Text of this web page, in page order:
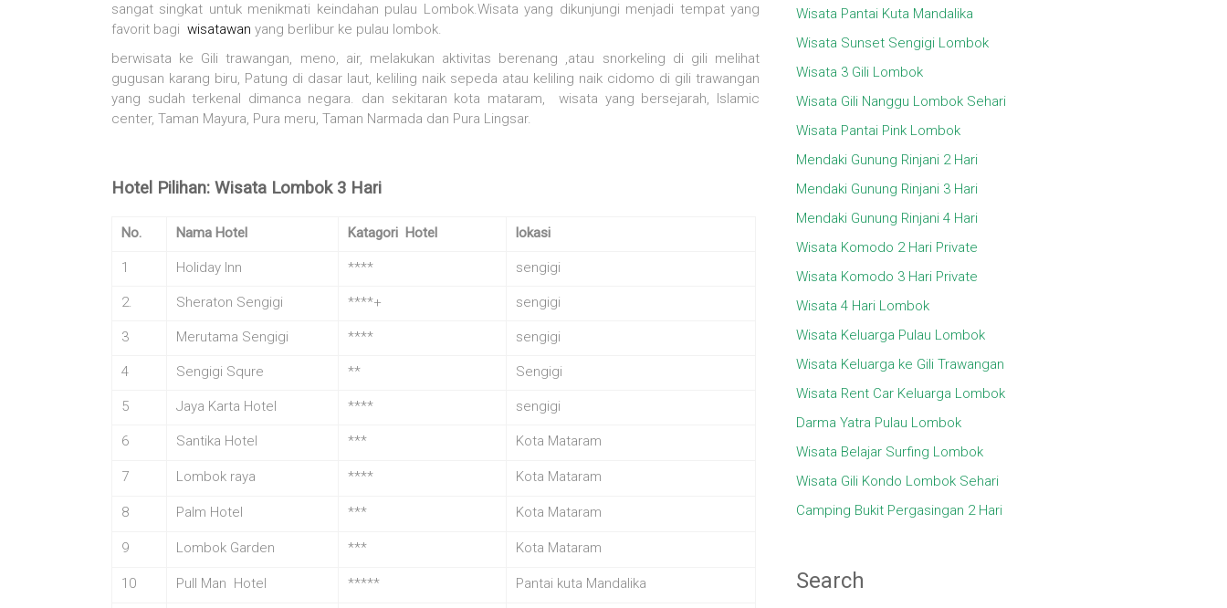
sangat singkat untuk menikmati keindahan pulau Lombok.Wisata yang dikunjungi menjadi tempat yang
favorit bagi wisatawan yang berlibur ke pulau lombok.
berwisata ke Gili trawangan, meno, air, melakukan aktivitas berenang ,atau snorkeling di gili melihat
gugusan karang biru, Patung di dasar laut, keliling naik sepeda atau keliling naik cidomo di gili trawangan
yang sudah terkenal dimanca negara. dan sekitaran kota mataram, wisata yang bersejarah, Islamic
center, Taman Mayura, Pura meru, Taman Narmada dan Pura Lingsar.
Hotel Pilihan: Wisata Lombok 3 Hari
No. Nama Hotel Katagori Hotel lokasi
1 Holiday Inn **** sengigi
2. Sheraton Sengigi ****+ sengigi
3 Merutama Sengigi **** sengigi
4 Sengigi Squre ** Sengigi
5 Jaya Karta Hotel **** sengigi
6 Santika Hotel *** Kota Mataram
7 Lombok raya **** Kota Mataram
8 Palm Hotel *** Kota Mataram
9 Lombok Garden *** Kota Mataram
10 Pull Man Hotel ***** Pantai kuta Mandalika
Wisata Pantai Kuta Mandalika
Wisata Sunset Sengigi Lombok
Wisata 3 Gili Lombok
Wisata Gili Nanggu Lombok Sehari
Wisata Pantai Pink Lombok
Mendaki Gunung Rinjani 2 Hari
Mendaki Gunung Rinjani 3 Hari
Mendaki Gunung Rinjani 4 Hari
Wisata Komodo 2 Hari Private
Wisata Komodo 3 Hari Private
Wisata 4 Hari Lombok
Wisata Keluarga Pulau Lombok
Wisata Keluarga ke Gili Trawangan
Wisata Rent Car Keluarga Lombok
Darma Yatra Pulau Lombok
Wisata Belajar Surfing Lombok
Wisata Gili Kondo Lombok Sehari
Camping Bukit Pergasingan 2 Hari
Search